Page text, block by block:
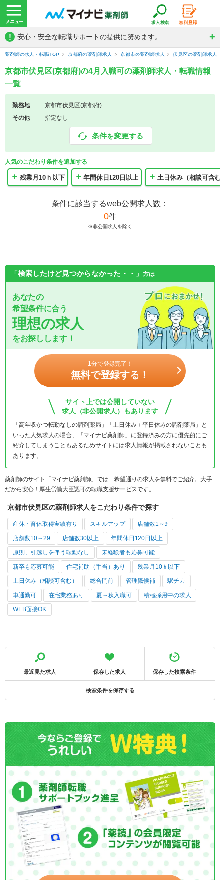
! 安心・安全な転職サポートの提供に努めます。
薬剤師の求人・転職TOP 京都府の薬剤師求人 京都市の薬剤師求人 伏見区の薬剤師求人
京都市伏見区(京都府)の4月入職可の薬剤師求人・転職情報
一覧
勤務地
京都市伏見区(京都府)
その他
指定なし
条件を変更する
人気のこだわり条件を追加する
残業月10ｈ以下 年間休日120日以上 土日休み（相談可含
条件に該当するweb公開求人数：
0件
※非公開求人を除く
「検索したけど見つからなかった・・」 方は
あなたの
希望条件に合う
理想の求人
をお探しします！
1分で登録完了！
無料で登録する！
サイト上では公開していない
求人（非公開求人）もあります
「高年収かつ転勤なしの調剤薬局」「土日休み＋平日休みの調剤薬局」と
いった人気求人の場合、「マイナビ薬剤師」に登録済みの方に優先的にご
紹介してしまうこともあるためサイトには求人情報が掲載されないことも
あります。
薬剤師のサイト「マイナビ薬剤師」では、希望通りの求人を無料でご紹介。大手
だから安心！厚生労働大臣認可の転職支援サービスです。
京都市伏見区の薬剤師求人をこだわり条件で探す
産休・育休取得実績有り スキルアップ 店舗数1～9
店舗数10～29 店舗数30以上 年間休日120日以上
原則、引越しを伴う転勤なし 未経験者も応募可能
新卒も応募可能 住宅補助（手当）あり 残業月10ｈ以下
土日休み（相談可含む） 総合門前 管理職候補 駅チカ
車通勤可 在宅業務あり 夏～秋入職可 積極採用中の求人
WEB面接OK
最近見た求人 保存した求人 保存した検索条件
検索条件を保存する